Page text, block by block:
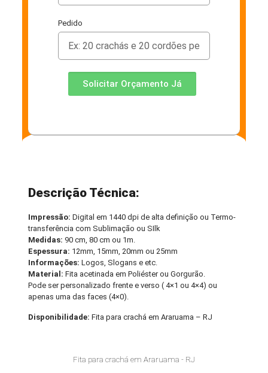
Pedido
Solicitar Orçamento Já
Descrição Técnica:
Impressão: Digital em 1440 dpi de alta definição ou Termo-
transferência com Sublimação ou SIlk
Medidas: 90 cm, 80 cm ou 1m.
Espessura: 12mm, 15mm, 20mm ou 25mm
Informações:Logos, Slogans e etc.
Material: Fita acetinada em Poliéster ou Gorgurão.
Pode ser personalizado frente e verso ( 4×1 ou 4×4) ou
apenas uma das faces (4×0).
Disponibilidade:Fita para crachá em Araruama – RJ
Fita para crachá em Araruama - RJ